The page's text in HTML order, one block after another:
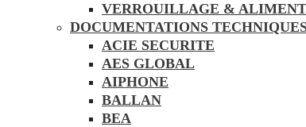
VERROUILLAGE &
DOCUMENTATIONS
ACIE SECURITE
AES GLOBAL
AIPHONE
BALLAN
BEA